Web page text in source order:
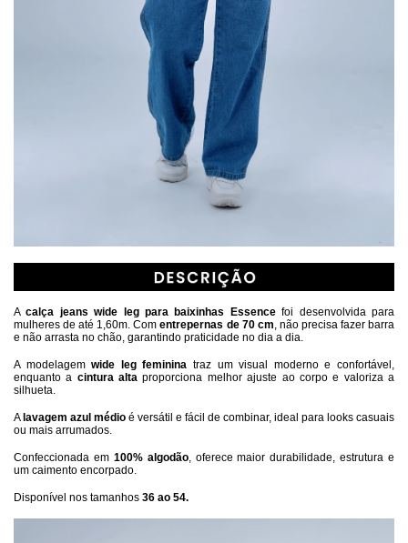
A calça jeans wide leg para baixinhas Essence foi desenvolvida para
mulheres de até 1,60m. Com entrepernas de 70 cm , não precisa fazer barra
e não arrasta no chão, garantindo praticidade no dia a dia.
A modelagem wide leg feminina traz um visual moderno e confortável,
enquanto a cintura alta proporciona melhor ajuste ao corpo e valoriza a
silhueta.
A lavagem azul médio é versátil e fácil de combinar, ideal para looks casuais
ou mais arrumados.
Confeccionada em 100% algodão, oferece maior durabilidade, estrutura e
um caimento encorpado.
Disponível nos tamanhos 36 ao 54.